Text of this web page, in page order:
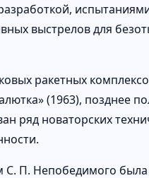
выстрелов для
ракетных
(1963), позднее
ряд новаторских
П. Непобедимого